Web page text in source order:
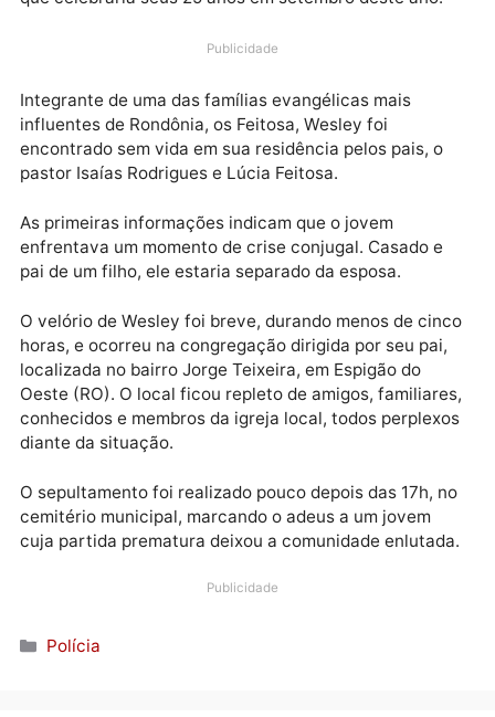
(RO), situada a aproximadamente 520 km de Porto
de Wesley Hawle Feitosa Rodrigues da Silva, um
que celebraria seus 25 anos em setembro deste ano.
Integrante de uma das famílias evangélicas mais
influentes de Rondônia, os Feitosa, Wesley foi
pastor Isaías Rodrigues e Lúcia Feitosa.
As primeiras informações indicam que o jovem
enfrentava um momento de crise conjugal. Casado e
pai de um filho, ele estaria separado da esposa.
O velório de Wesley foi breve, durando menos de
horas, e ocorreu na congregação dirigida por seu
localizada no bairro Jorge Teixeira, em Espigão do
Oeste (RO). O local ficou repleto de amigos,